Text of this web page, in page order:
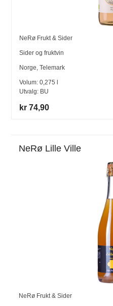
NeRø Frukt & Sider
Sider og fruktvin
Norge,Telemark
Volum:0,275
Utvalg: BU
kr 74,90
NeRø Lille Ville
NeRø Frukt & Sider